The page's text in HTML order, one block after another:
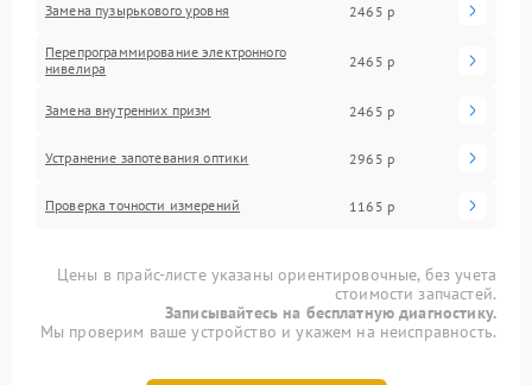
Замена пузырькового уровня 2465 р
Перепрограммирование электронного
нивелира
2465 р
Замена внутренних призм 2465 р
Устранение запотевания оптики 2965 р
Проверка точности измерений 1165 р
Цены в прайс-листе указаны ориентировочные, без учета
стоимости запчастей.
Записывайтесь на бесплатную диагностику.
Мы проверим ваше устройство и укажем на неисправность.